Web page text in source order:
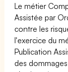
Le métier
Assistée par
contre les
l'exercice du
Publication
des